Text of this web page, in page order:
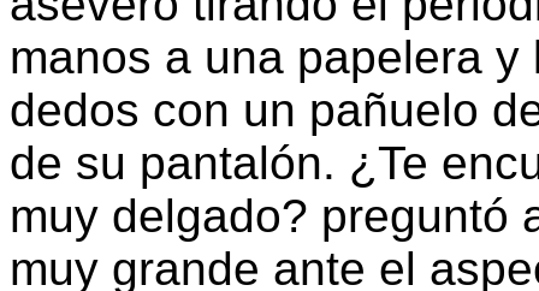
manos a una papelera
dedos con un pañuelo
de su pantalón. ¿Te
muy delgado? preguntó
muy grande ante el